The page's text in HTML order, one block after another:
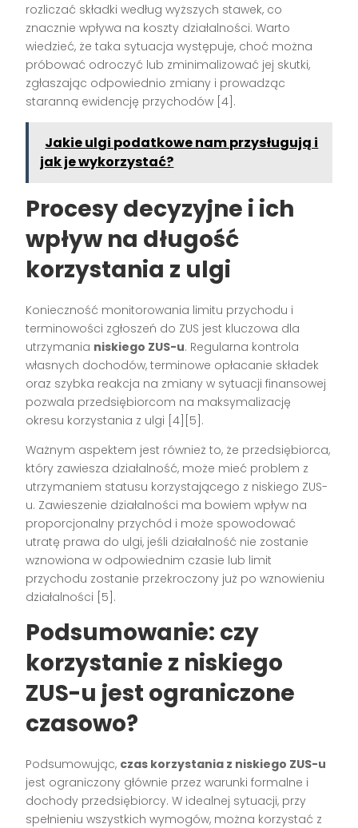
rozliczać składki według wyższych stawek, co
znacznie wpływa na koszty działalności. Warto
wiedzieć, że taka sytuacja występuje, choć można
próbować odroczyć lub zminimalizować jej skutki,
zgłaszając odpowiednio zmiany i prowadząc
staranną ewidencję przychodów [4].
Jakie ulgi podatkowe nam przysługują i
jak je wykorzystać?
Procesy decyzyjne i ich
wpływ na długość
korzystania z ulgi
Konieczność monitorowania limitu przychodu i
terminowości zgłoszeń do ZUS jest kluczowa dla
utrzymania niskiego ZUS-u. Regularna kontrola
własnych dochodów, terminowe opłacanie składek
oraz szybka reakcja na zmiany w sytuacji finansowej
pozwala przedsiębiorcom na maksymalizację
okresu korzystania z ulgi [4][5].
Ważnym aspektem jest również to, że przedsiębiorca,
który zawiesza działalność, może mieć problem z
utrzymaniem statusu korzystającego z niskiego ZUS-
u. Zawieszenie działalności ma bowiem wpływ na
proporcjonalny przychód i może spowodować
utratę prawa do ulgi, jeśli działalność nie zostanie
wznowiona w odpowiednim czasie lub limit
przychodu zostanie przekroczony już po wznowieniu
działalności [5].
Podsumowanie: czy
korzystanie z niskiego
ZUS-u jest ograniczone
czasowo?
Podsumowując, czas korzystania z niskiego ZUS-u
jest ograniczony głównie przez warunki formalne i
dochody przedsiębiorcy. W idealnej sytuacji, przy
spełnieniu wszystkich wymogów, można korzystać z